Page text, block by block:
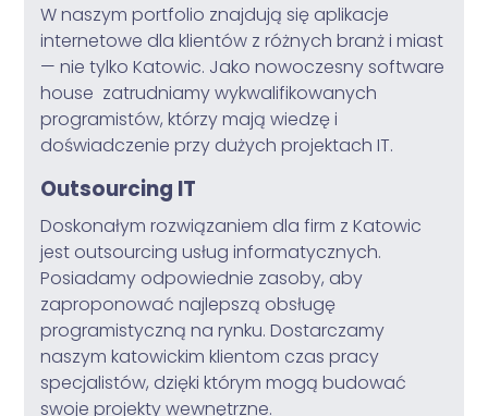
W naszym portfolio znajdują się aplikacje
internetowe dla klientów z różnych branż i miast
— nie tylko Katowic. Jako nowoczesny software
house zatrudniamy wykwalifikowanych
programistów, którzy mają wiedzę i
doświadczenie przy dużych projektach IT.
Outsourcing IT
Doskonałym rozwiązaniem dla firm z Katowic
jest outsourcing usług informatycznych.
Posiadamy odpowiednie zasoby, aby
zaproponować najlepszą obsługę
programistyczną na rynku. Dostarczamy
naszym katowickim klientom czas pracy
specjalistów, dzięki którym mogą budować
swoje projekty wewnętrzne.